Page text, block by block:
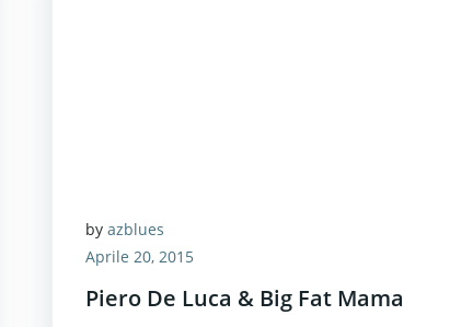
byazblues
Aprile 20, 2015
Piero De Luca & Big Fat Mama